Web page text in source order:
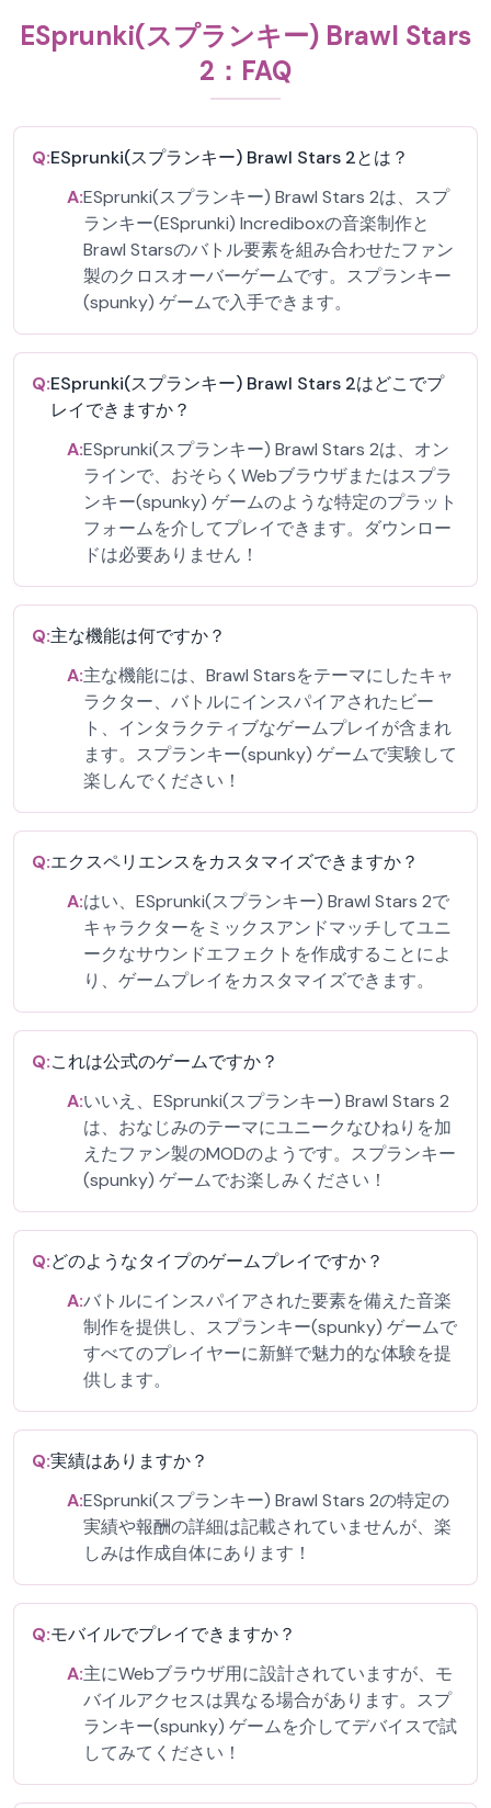
ESprunki(スプランキー) Brawl Stars
2：FAQ
Q:ESprunki(スプランキー) Brawl Stars 2とは？
A:ESprunki(スプランキー) Brawl Stars 2は、スプ
ランキー(ESprunki) Incrediboxの音楽制作と
Brawl Starsのバトル要素を組み合わせたファン
製のクロスオーバーゲームです。スプランキー
(spunky) ゲームで入手できます。
Q:ESprunki(スプランキー) Brawl Stars 2はどこでプ
レイできますか？
A:ESprunki(スプランキー) Brawl Stars 2は、オン
ラインで、おそらくWebブラウザまたはスプラ
ンキー(spunky) ゲームのような特定のプラット
フォームを介してプレイできます。ダウンロー
ドは必要ありません！
Q:主な機能は何ですか？
A:主な機能には、Brawl Starsをテーマにしたキャ
ラクター、バトルにインスパイアされたビー
ト、インタラクティブなゲームプレイが含まれ
ます。スプランキー(spunky) ゲームで実験して
楽しんでください！
Q:エクスペリエンスをカスタマイズできますか？
A:はい、ESprunki(スプランキー) Brawl Stars 2で
キャラクターをミックスアンドマッチしてユニ
ークなサウンドエフェクトを作成することによ
り、ゲームプレイをカスタマイズできます。
Q:これは公式のゲームですか？
A:いいえ、ESprunki(スプランキー) Brawl Stars 2
は、おなじみのテーマにユニークなひねりを加
えたファン製のMODのようです。スプランキー
(spunky) ゲームでお楽しみください！
Q:どのようなタイプのゲームプレイですか？
A:バトルにインスパイアされた要素を備えた音楽
制作を提供し、スプランキー(spunky) ゲームで
すべてのプレイヤーに新鮮で魅力的な体験を提
供します。
Q:実績はありますか？
A:ESprunki(スプランキー) Brawl Stars 2の特定の
実績や報酬の詳細は記載されていませんが、楽
しみは作成自体にあります！
Q:モバイルでプレイできますか？
A:主にWebブラウザ用に設計されていますが、モ
バイルアクセスは異なる場合があります。スプ
ランキー(spunky) ゲームを介してデバイスで試
してみてください！